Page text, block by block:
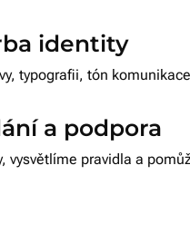
identity
typografii, tón
a podpora
vysvětlíme pravidla a